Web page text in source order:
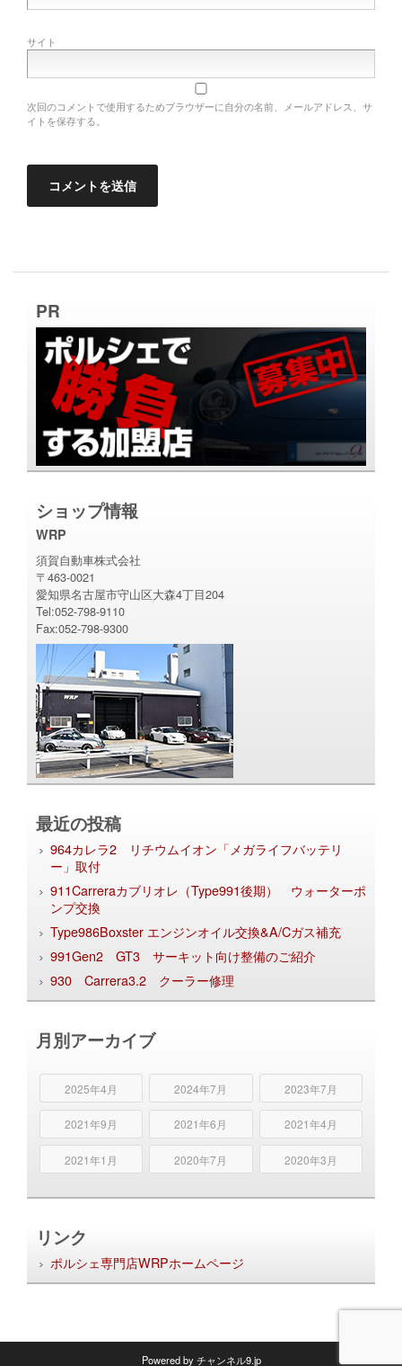
サイト
次回のコメントで使用するためブラウザーに自分の名前、メールアドレス、サ
イトを保存する。
PR
ショップ情報
WRP
須賀自動車株式会社
〒463-0021
愛知県名古屋市守山区大森4丁目204
Tel:052-798-9110
Fax:052-798-9300
最近の投稿
964カレラ2 リチウムイオン「メガライフバッテリ
ー」取付
911Carreraカブリオレ（Type991後期） ウォーターポ
ンプ交換
Type986Boxster エンジンオイル交換&A/Cガス補充
991Gen2 GT3 サーキット向け整備のご紹介
930 Carrera3.2 クーラー修理
月別アーカイブ
2025年4月 2024年7月 2023年7月
2021年9月 2021年6月 2021年4月
2021年1月 2020年7月 2020年3月
リンク
ポルシェ専門店WRPホームページ
Powered byチャンネル9.jp